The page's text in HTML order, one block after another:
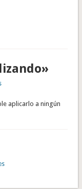
aplicarlo a ningún